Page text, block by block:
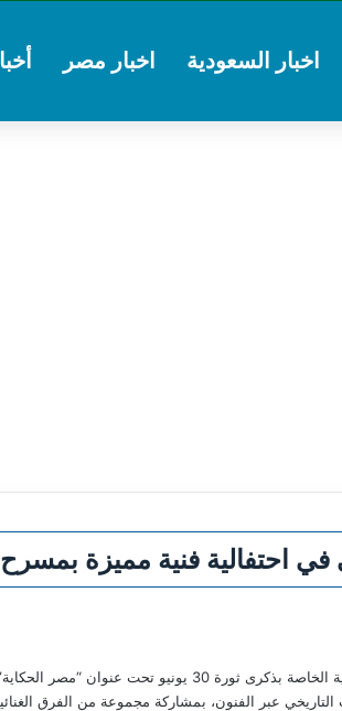
اخبار السعودية اخبار مصر
بدأت دار الأوبرا المصرية التحضيرات للاحتفالية
عبر الفنون، بمشاركة مجموعة من الفرق